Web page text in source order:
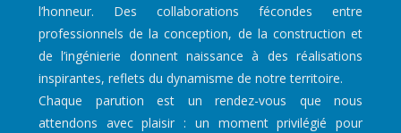
l’honneur. Des collaborations fécondes entre
professionnels de la conception, de la construction et
de l’ingénierie donnent naissance à des réalisations
inspirantes, reflets du dynamisme de notre territoire.
Chaque parution est un rendez-vous que nous
attendons avec plaisir : un moment privilégié pour